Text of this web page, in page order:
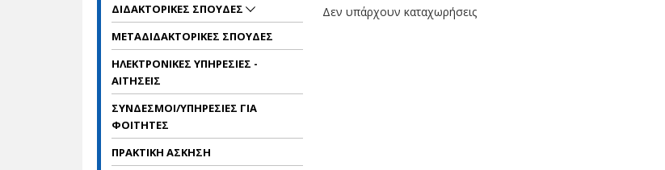
Δεν υπάρχουν καταχωρήσεις
ΔΙΔΑΚΤΟΡΙΚΕΣ ΣΠΟΥΔΕΣ
ΜΕΤΑΔΙΔΑΚΤΟΡΙΚΕΣ ΣΠΟΥΔΕΣ
ΗΛΕΚΤΡΟΝΙΚΕΣ ΥΠΗΡΕΣΙΕΣ -
ΑΙΤΗΣΕΙΣ
ΣΥΝΔΕΣΜΟΙ/ΥΠΗΡΕΣΙΕΣ ΓΙΑ
ΦΟΙΤΗΤΕΣ
ΠΡΑΚΤΙΚΗ ΑΣΚΗΣΗ